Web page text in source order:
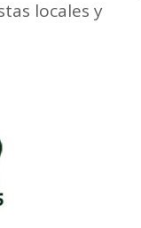
locales y